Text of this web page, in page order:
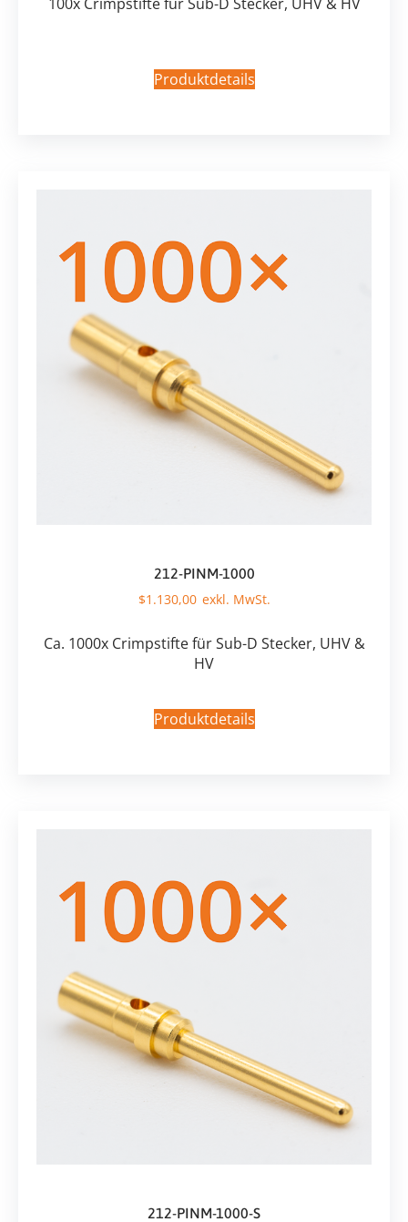
100x Crimpstifte für Sub-D Stecker, UHV & HV
Produktdetails
212-PINM-1000
$1.130,00
Ca. 1000x Crimpstifte für Sub-D Stecker, UHV &
HV
Produktdetails
212-PINM-1000-S